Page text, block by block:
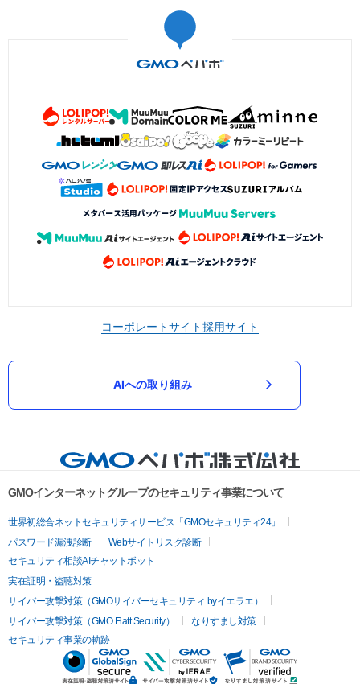
コーポレートサイト採用サイト
AIへの取り組み
GMOインターネットグループのセキュリティ事業について
世界初総合ネットセキュリティサービス「GMOセキュリティ24」
パスワード漏洩診断
Webサイトリスク診断
セキュリティ相談AIチャットボット
実在証明・盗聴対策
サイバー攻撃対策（GMOサイバーセキュリティ byイエラエ）
サイバー攻撃対策（GMO Flatt Security）
なりすまし対策
セキュリティ事業の軌跡